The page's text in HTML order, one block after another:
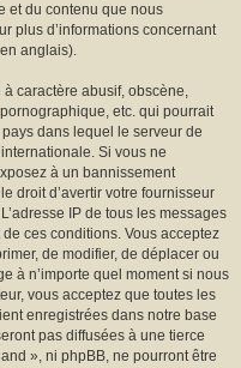
et du contenu que nous
plus d’informations concernant
anglais).
caractère abusif, obscène,
etc. qui pourrait
dans lequel le serveur de
Si vous ne
à un bannissement
droit d’avertir votre fournisseur
IP de tous les messages
ces conditions. Vous acceptez
de modifier, de déplacer ou
à n’importe quel moment si nous
vous acceptez que toutes les
enregistrées dans notre base
pas diffusées à une tierce
», ni phpBB, ne pourront être